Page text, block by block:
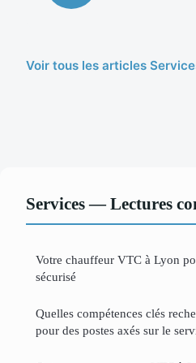
Voir tous les articles
Services — Lectures
Votre chauffeur VTC à Lyon
sécurisé
Quelles compétences clés
pour des postes axés sur le